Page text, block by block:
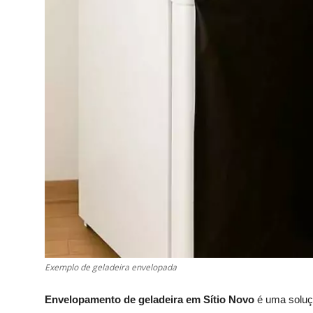
Exemplo de geladeira envelopada
Envelopamento de geladeira em Sítio Novo é uma